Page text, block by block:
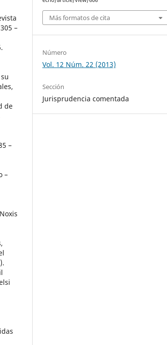
–
de
–
–
Más formatos de cita
Número
Vol. 12 Núm. 22 (2013)
Sección
Jurisprudencia comentada